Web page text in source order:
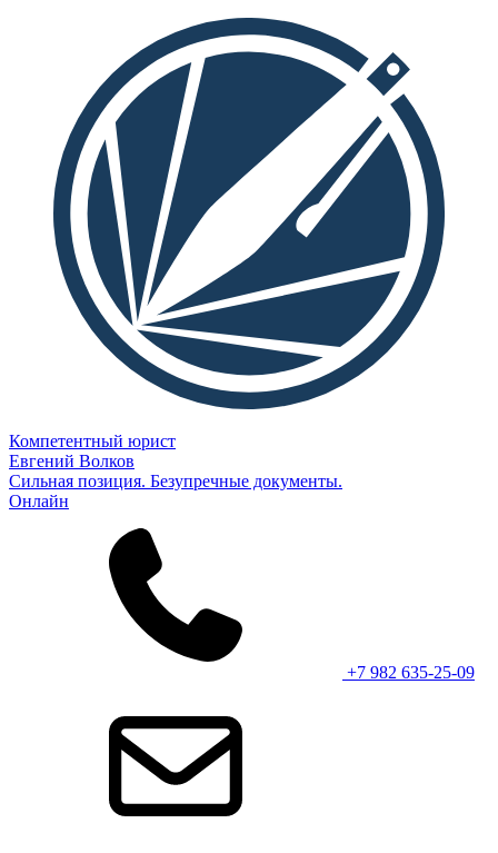
Компетентный юрист
Евгений Волков
Сильная позиция. Безупречные документы.
Онлайн
+7 982 635-25-09